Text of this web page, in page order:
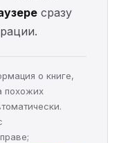
сразу
о книге,
похожих